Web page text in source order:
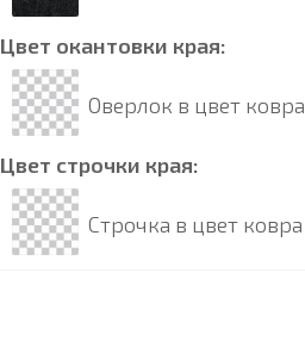
Цвет окантовки края:
Оверлок в цвет ковра
Цвет строчки края:
Строчка в цвет ковра